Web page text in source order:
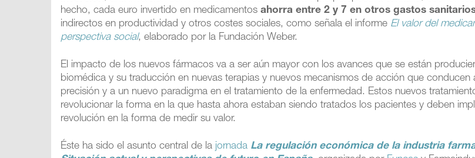
hecho, cada euro invertido en medicamentosahorra entre 2 y 7 en otros gastos
indirectos en productividad y otros costes sociales, como señala el informe El valor del
perspectiva social, elaborado por la Fundación Weber.
El impacto de los nuevos fármacos va a ser aún mayor con los avances que se están
biomédica y su traducción en nuevas terapias y nuevos mecanismos de acción que conducen
precisión y a un nuevo paradigma en el tratamiento de la enfermedad. Estos nuevos
revolucionar la forma en la que hasta ahora estaban siendo tratados los pacientes y deben
revolución en la forma de medir su valor.
Éste ha sido el asunto central de la jornada La regulación económica de la industria